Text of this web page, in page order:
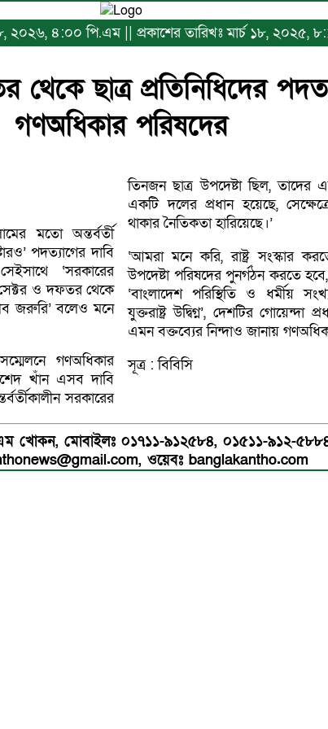
২০২৬, ৪:০০ পি.এম || প্রকাশের তারিখঃ মার্চ ১৮, ২০২৫,
ছাত্র প্রতিনিধিদের
গণঅধিকার পরিষদের
মতো অন্তর্বর্তী
পদত্যাগের দাবি
‘সরকারের
ও দফতর থেকে
জরুরি’ বলেও মনে
গণঅধিকার
খাঁন এসব দাবি
সরকারের
তিনজন ছাত্র উপদেষ্টা ছিল,
একটি দলের প্রধান হয়েছে,
থাকার নৈতিকতা হারিয়েছে।’
‘আমরা মনে করি, রাষ্ট্র সংস্কার
উপদেষ্টা পরিষদের পুনর্গঠন করতে
‘বাংলাদেশ পরিস্থিতি ও ধর্মীয়
যুক্তরাষ্ট্র উদ্বিগ্ন’, দেশটির গোয়েন্দা
এমন বক্তব্যের নিন্দাও জানায়
সূত্র : বিবিসি
খোকন, মোবাইলঃ ০১৭১১-৯১২৫৮৪, ০১৫১১-৯১২-
ওয়েবঃ banglakantho.com